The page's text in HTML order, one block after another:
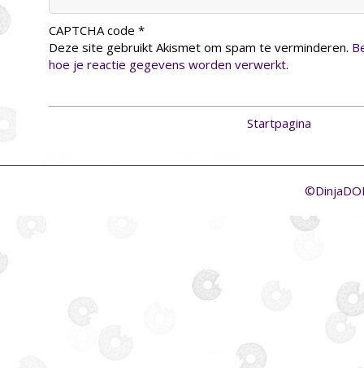
CAPTCHA code *
Deze site gebruikt Akismet om spam te verminderen.
hoe je reactie gegevens worden verwerkt.
Startpagina